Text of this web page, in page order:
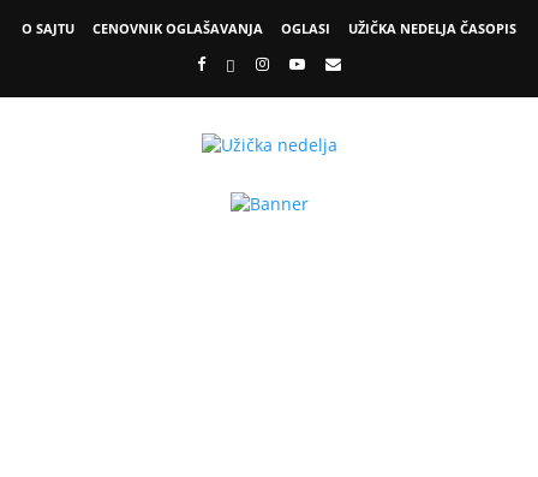
O SAJTU CENOVNIK OGLAŠAVANJA OGLASI UŽIČKA NEDELJA ČASOPIS